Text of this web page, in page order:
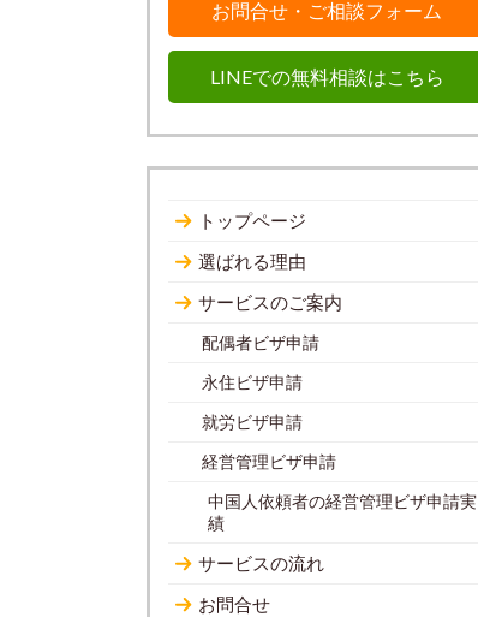
お問合せ・ご相談フォーム
LINEでの無料相談はこちら
トップページ
選ばれる理由
サービスのご案内
配偶者ビザ申請
永住ビザ申請
就労ビザ申請
経営管理ビザ申請
中国人依頼者の経営管理ビザ申請実
績
サービスの流れ
お問合せ